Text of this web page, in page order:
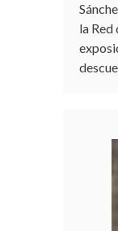
la Red